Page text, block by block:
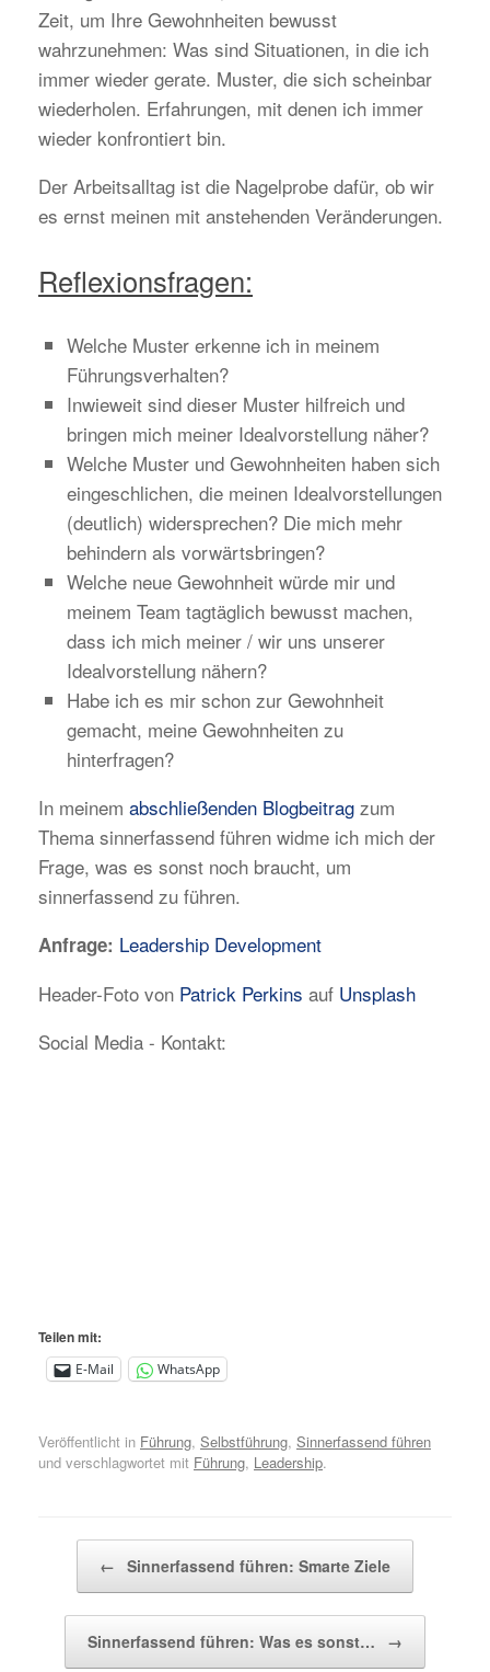
Zeit, um Ihre Gewohnheiten bewusst
wahrzunehmen: Was sind Situationen, in die ich
immer wieder gerate. Muster, die sich scheinbar
wiederholen. Erfahrungen, mit denen ich immer
wieder konfrontiert bin.
Der Arbeitsalltag ist die Nagelprobe dafür, ob wir
es ernst meinen mit anstehenden Veränderungen.
Reflexionsfragen:
Welche Muster erkenne ich in meinem
Führungsverhalten?
Inwieweit sind dieser Muster hilfreich und
bringen mich meiner Idealvorstellung näher?
Welche Muster und Gewohnheiten haben sich
eingeschlichen, die meinen Idealvorstellungen
(deutlich) widersprechen? Die mich mehr
behindern als vorwärtsbringen?
Welche neue Gewohnheit würde mir und
meinem Team tagtäglich bewusst machen,
dass ich mich meiner / wir uns unserer
Idealvorstellung nähern?
Habe ich es mir schon zur Gewohnheit
gemacht, meine Gewohnheiten zu
hinterfragen?
In meinem abschließenden Blogbeitrag zum
Thema sinnerfassend führen widme ich mich der
Frage, was es sonst noch braucht, um
sinnerfassend zu führen.
Anfrage: Leadership Development
Header-Foto von Patrick Perkins auf Unsplash
Social Media - Kontakt:
Teilen mit:
E-Mail WhatsApp
Veröffentlicht in Führung, Selbstführung, Sinnerfassend führen
und verschlagwortet mit Führung, Leadership.
← Sinnerfassend führen: Smarte Ziele
Sinnerfassend führen: Was es sonst… →